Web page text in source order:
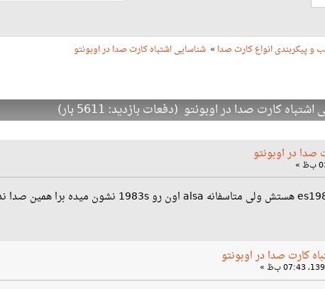
و پیکربندی انواع کارت صدا» شناسایی اشتباه کارت صدا در اوبونتو
کارت صدا در اوبونتو (دفعات بازدید: 5611 بار)
صدا در اوبونتو
کارت صدا در اوبونتو